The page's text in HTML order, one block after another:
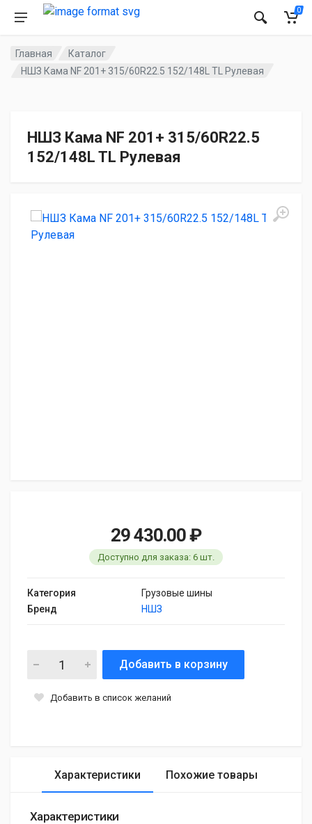
0
Главная
Каталог
НШЗ Кама NF 201+ 315/60R22.5 152/148L TL Рулевая
НШЗ Кама NF 201+ 315/60R22.5
152/148L TL Рулевая
29 430.00 ₽
Доступно для заказа: 6 шт.
Категория
Грузовые шины
Бренд
НШЗ
Добавить в корзину
Добавить в список желаний
Характеристики Похожие товары
Характеристики